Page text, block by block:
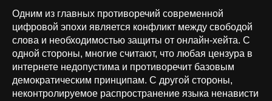
Одним из главных противоречий современной
цифровой эпохи является конфликт между свободой
слова и необходимостью защиты от онлайн-хейта. С
одной стороны, многие считают, что любая цензура в
интернете недопустима и противоречит базовым
демократическим принципам. С другой стороны,
неконтролируемое распространение языка ненависти